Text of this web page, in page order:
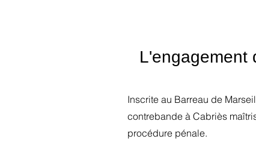
L'engagement
Inscrite au Barreau de
contrebande à Cabriès
procédure pénale.